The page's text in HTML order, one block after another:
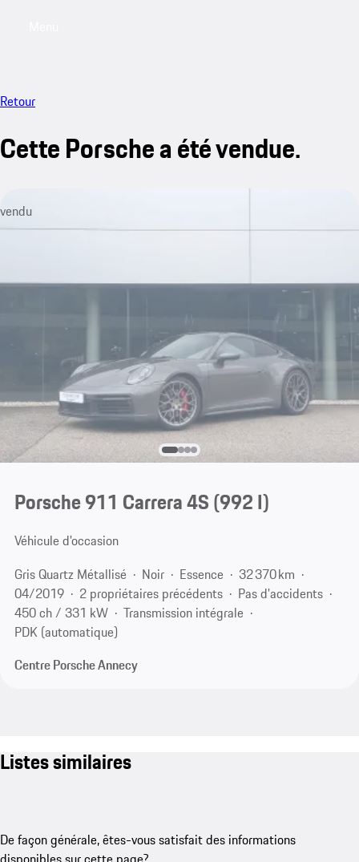
Retour
Cette Porsche a été vendue.
vendu
Porsche 911 Carrera 4S(992 I)
Véhicule d'occasion
Gris Quartz Métallisé
Noir Essence
32 370 km
04/2019
2 propriétaires précédents
Pas d'accidents
450 ch / 331 kW
Transmission intégrale
PDK (automatique)
Centre Porsche Annecy
Listes similaires
De façon générale, êtes-vous satisfait des informations